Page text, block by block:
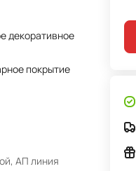
декоративное
покрытие
АП линия